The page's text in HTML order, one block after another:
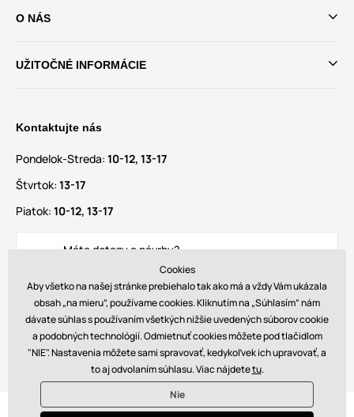
O NÁS
UŽITOČNÉ INFORMÁCIE
Kontaktujte nás
Pondelok-Streda: 10-12, 13-17
Štvrtok: 13-17
Piatok: 10-12, 13-17
Máte dotazy a návrhy?
info@glamadise.sk
Nájdete nás tiež na
© 2026 www.glamadise.sk. Technicky zaisťujeSimplia s.r.o.
Cookies
Aby všetko na našej stránke prebiehalo tak ako má a vždy Vám ukázala
obsah „na mieru”, používame cookies. Kliknutím na „Súhlasím“ nám
dávate súhlas s používaním všetkých nižšie uvedených súborov cookie
a podobných technológií. Odmietnuť cookies môžete pod tlačidlom
"NIE". Nastavenia môžete sami spravovať, kedykoľvek ich upravovať, a
to aj odvolaním súhlasu. Viac nájdetetu.
Nie